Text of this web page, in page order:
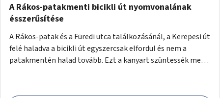
A Rákos-patakmenti bicikli út nyomvonalának
ésszerűsítése
A Rákos-patak és a Füredi utca találkozásánál, a Kerepesi út
felé haladva a bicikli út egyszercsak elfordul és nem a
patakmentén halad tovább. Ezt a kanyart szüntessék meg